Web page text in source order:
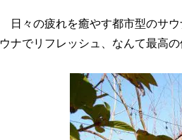
日々の疲れを癒やす都市型のサウ
ウナでリフレッシュ、なんて最高